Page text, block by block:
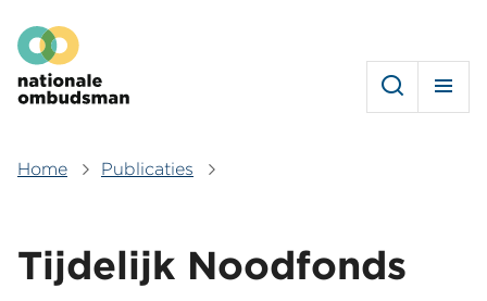
en
naar
de
gaan
Hoofdmenu
Home Publicaties
Tijdelijk Noodfonds